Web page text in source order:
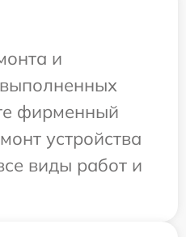
и
фирменный
устройства
виды работ и